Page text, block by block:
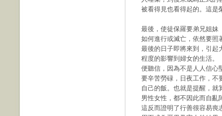
被看得見也看得起的。這是
最後，使徒保羅要弟兄姐妹
如何進行或滅亡，依然要照
最後的日子即將來到，引起
程度的影響到婦女的生活。
便聽信，因為不是人人信心
要辛苦勞碌，日夜工作，不
自己的飯。也就是提醒，就
男性女性，都不因此而自亂
這反而證明了行善很容易喪